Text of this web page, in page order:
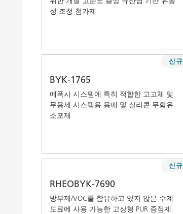
성 조정 첨가제
BYK-1765
에폭시 시스템에 특히 적합한 고고체 및
무용제 시스템용 용매 및 실리콘 무함유
소포제
신규
RHEOBYK-7690
방부제/VOC를 함유하고 있지 않은 수계
도료에 사용 가능한 고상형 PUR 증점제.
신규